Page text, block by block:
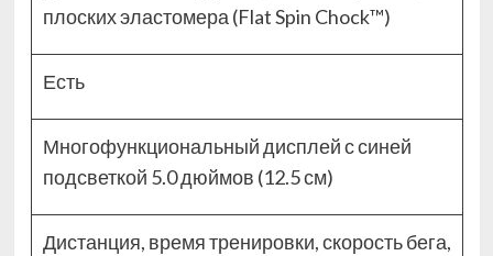
плоских эластомера (Flat Spin Chock™)
Есть
Многофункциональный дисплей с синей
подсветкой 5.0 дюймов (12.5 см)
Дистанция, время тренировки, скорость бега,